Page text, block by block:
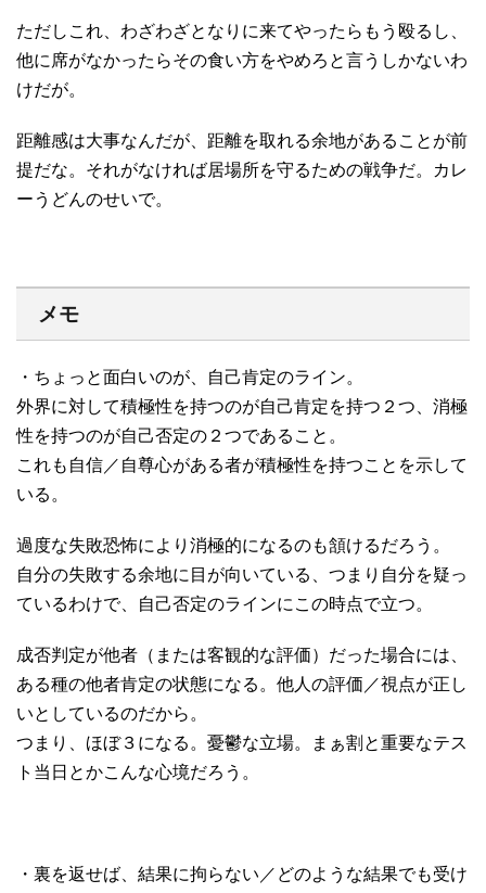
ただしこれ、わざわざとなりに来てやったらもう殴るし、
他に席がなかったらその食い方をやめろと言うしかないわ
けだが。
距離感は大事なんだが、距離を取れる余地があることが前
提だな。それがなければ居場所を守るための戦争だ。カレ
ーうどんのせいで。
メモ
・ちょっと面白いのが、自己肯定のライン。
外界に対して積極性を持つのが自己肯定を持つ２つ、消極
性を持つのが自己否定の２つであること。
これも自信／自尊心がある者が積極性を持つことを示して
いる。
過度な失敗恐怖により消極的になるのも頷けるだろう。
自分の失敗する余地に目が向いている、つまり自分を疑っ
ているわけで、自己否定のラインにこの時点で立つ。
成否判定が他者（または客観的な評価）だった場合には、
ある種の他者肯定の状態になる。他人の評価／視点が正し
いとしているのだから。
つまり、ほぼ３になる。憂鬱な立場。まぁ割と重要なテス
ト当日とかこんな心境だろう。
・裏を返せば、結果に拘らない／どのような結果でも受け